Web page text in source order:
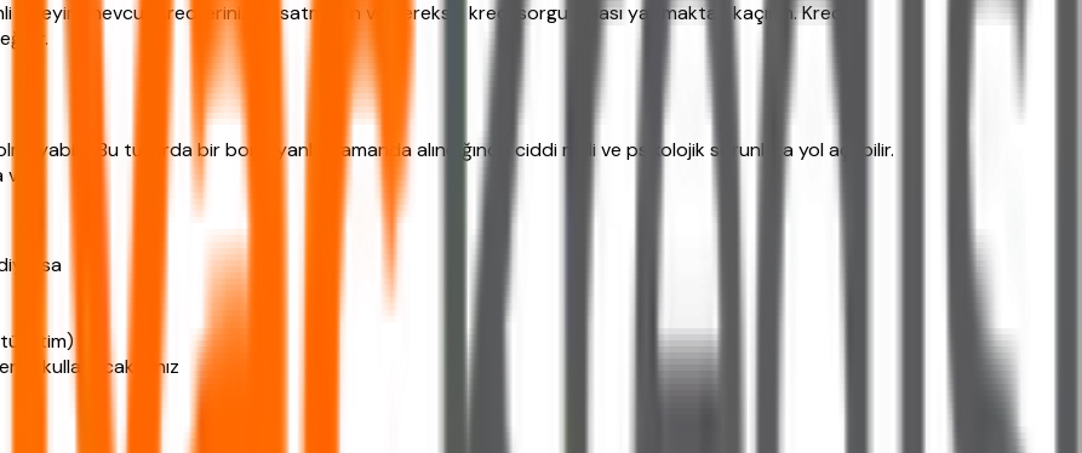
mevcut kredilerinizi aksatmayın ve gereksiz kredi sorgulaması yapmaktan kaçının. Kredi
Bu tutarda bir borç, yanlış zamanda alındığında ciddi mali ve psikolojik sorunlara yol açabilir.
kullanacaksanız